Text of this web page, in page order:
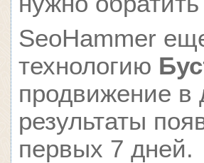
SeoHammer
технологию
продвижение в
результаты
первых 7 дней.